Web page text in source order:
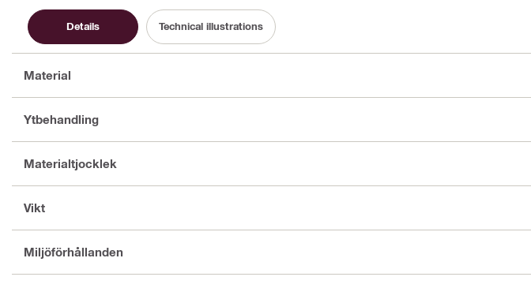
Details Technical illustrations
Material
Ytbehandling
Materialtjocklek
Vikt
Miljöförhållanden